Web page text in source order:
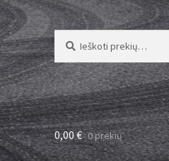
Ieškoti:
Ieškoti
0,00€ 0 prekių